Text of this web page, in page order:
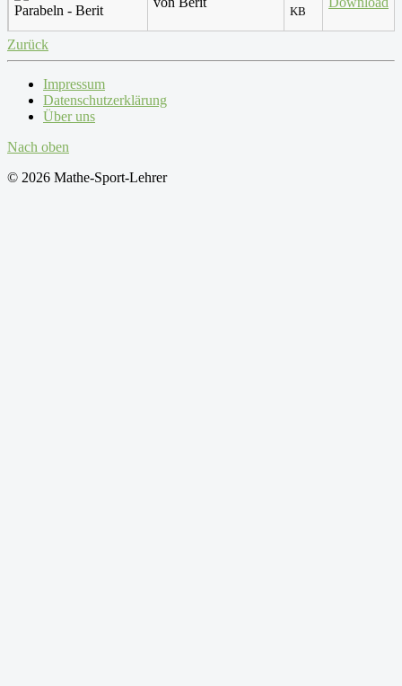
Parabeln - Berit
KB
Zurück
Impressum
Datenschutzerklärung
Über uns
Nach oben
© 2026 Mathe-Sport-Lehrer